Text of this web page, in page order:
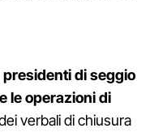
di seggio
le operazioni di
verbali di chiusura